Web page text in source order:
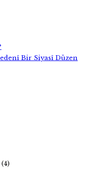
Bir Siyasî Düzen
(4)